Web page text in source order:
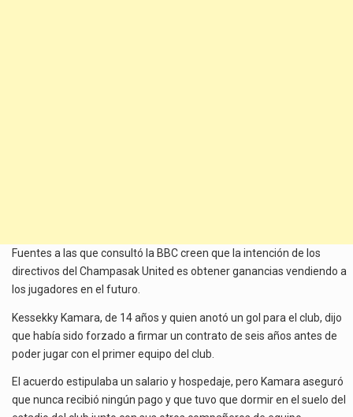
Fuentes a las que consultó la BBC creen que la intención de los
directivos del Champasak United es obtener ganancias vendiendo a
los jugadores en el futuro.
Kessekky Kamara, de 14 años y quien anotó un gol para el club, dijo
que había sido forzado a firmar un contrato de seis años antes de
poder jugar con el primer equipo del club.
El acuerdo estipulaba un salario y hospedaje, pero Kamara aseguró
que nunca recibió ningún pago y que tuvo que dormir en el suelo del